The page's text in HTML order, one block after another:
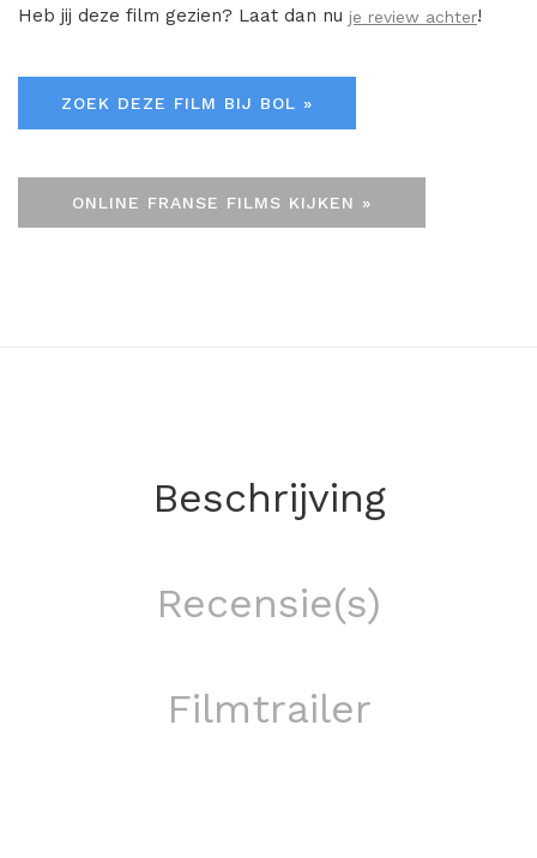
Heb jij deze film gezien? Laat dan nu je review achter!
ZOEK DEZE FILM BIJ BOL »
ONLINE FRANSE FILMS KIJKEN »
Beschrijving
Recensie(s)
Filmtrailer